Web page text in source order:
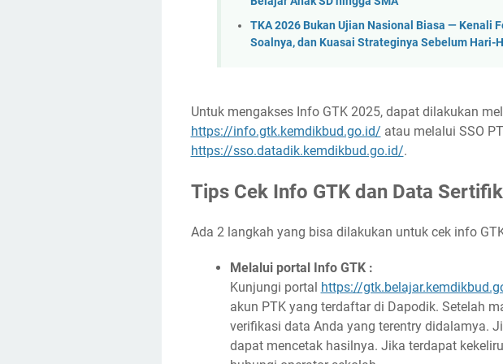
TKA 2026 Bukan Ujian Nasional Biasa — Kenali
Soalnya, dan Kuasai Strateginya Sebelum Hari-H
Untuk mengakses Info GTK 2025, dapat dilakukan
https://info.gtk.kemdikbud.go.id/ atau melalui SSO
https://sso.datadik.kemdikbud.go.id/.
Tips Cek Info GTK dan Data
Ada 2 langkah yang bisa dilakukan untuk cek info
Melalui portal Info GTK :
Kunjungi portal https://
akun PTK yang terdaftar di Dapodik. Setelah
verifikasi data Anda yang terentry didalamya.
dapat mencetak hasilnya. Jika terdapat